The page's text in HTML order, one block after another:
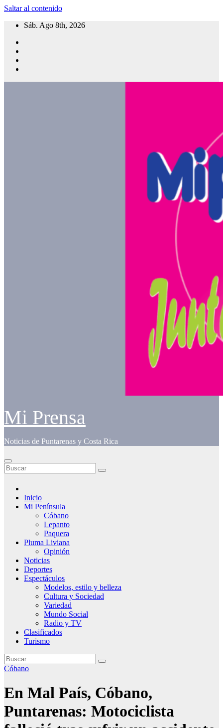
Saltar al contenido
Sáb. Ago 8th, 2026
Mi Prensa
Noticias de Puntarenas y Costa Rica
Inicio
Mi Península
Cóbano
Lepanto
Paquera
Pluma Liviana
Opinión
Noticias
Deportes
Espectáculos
Modelos, estilo y belleza
Cultura y Sociedad
Variedad
Mundo Social
Radio y TV
Clasificados
Turismo
Cóbano
En Mal País, Cóbano,
Puntarenas: Motociclista